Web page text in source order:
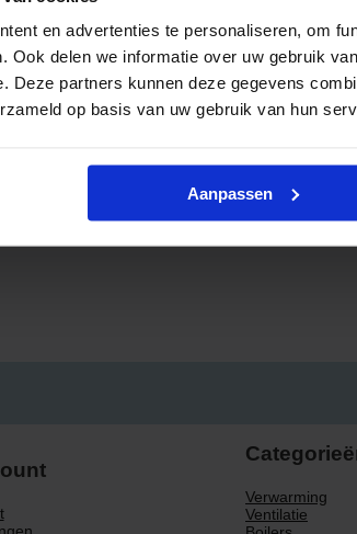
en advertenties te personaliseren, om
Ook delen we informatie over uw gebruik
Deze partners kunnen deze gegevens
op basis van uw gebruik van hun
Aanpassen
Verwarming
Ventilatie